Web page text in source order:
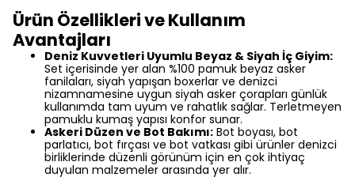
Ürün Özellikleri ve Kullanım
Avantajları
Deniz Kuvvetleri Uyumlu Beyaz & Siyah İç Giyim:
Set içerisinde yer alan %100 pamuk beyaz asker
fanilaları, siyah yapışan boxerlar ve denizci
nizamnamesine uygun siyah asker çorapları günlük
kullanımda tam uyum ve rahatlık sağlar. Terletmeyen
pamuklu kumaş yapısı konfor sunar.
Askeri Düzen ve Bot Bakımı: Bot boyası, bot
parlatıcı, bot fırçası ve bot vatkası gibi ürünler denizci
birliklerinde düzenli görünüm için en çok ihtiyaç
duyulan malzemeler arasında yer alır.